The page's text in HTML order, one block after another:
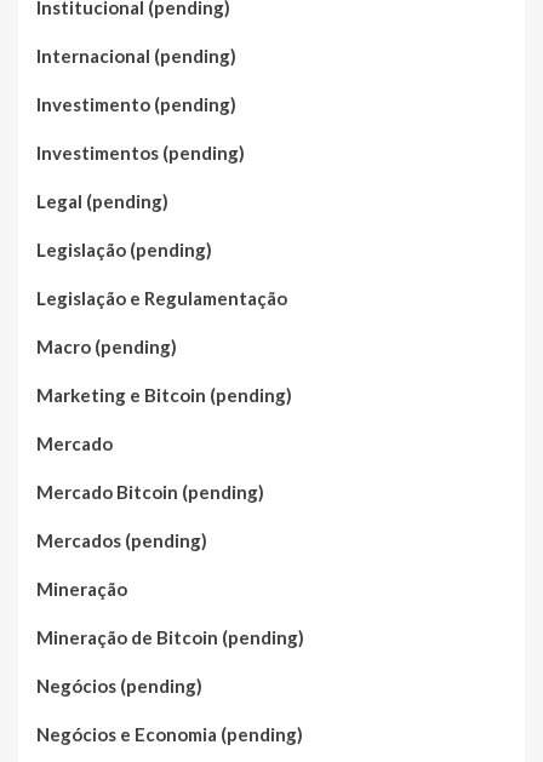
Institucional (pending)
Internacional (pending)
Investimento (pending)
Investimentos (pending)
Legal (pending)
Legislação (pending)
Legislação e Regulamentação
Macro (pending)
Marketing e Bitcoin (pending)
Mercado
Mercado Bitcoin (pending)
Mercados (pending)
Mineração
Mineração de Bitcoin (pending)
Negócios (pending)
Negócios e Economia (pending)